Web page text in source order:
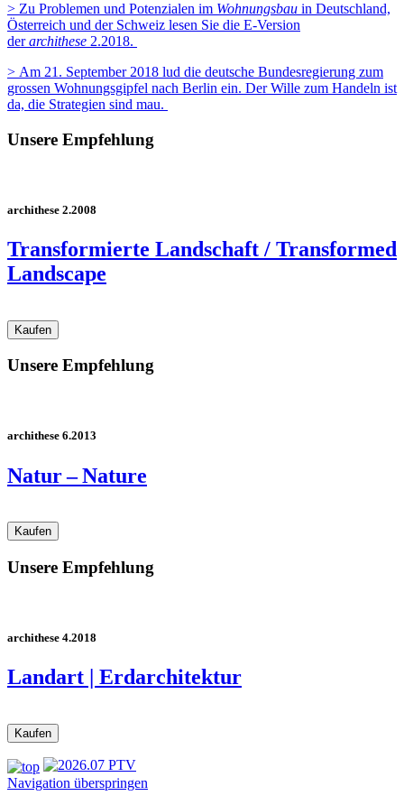
> Zu Problemen und Potenzialen im Wohnungsbau in Deutschland,
Österreich und der Schweiz lesen Sie die E-Version
derarchithese 2.2018.
> Am 21. September 2018 lud die deutsche Bundesregierung zum
grossen Wohnungsgipfel nach Berlin ein. Der Wille zum Handeln ist
da, die Strategien sind mau.
Unsere Empfehlung
archithese 2.2008
Transformierte Landschaft / Transformed
Landscape
Unsere Empfehlung
archithese 6.2013
Natur – Nature
Unsere Empfehlung
archithese 4.2018
Landart | Erdarchitektur
Navigation überspringen